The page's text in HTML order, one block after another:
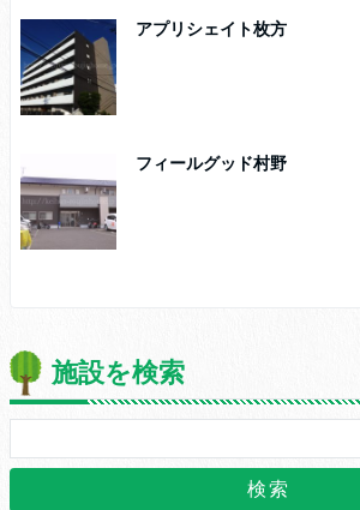
アプリシェイト枚方
フィールグッド村野
施設を検索